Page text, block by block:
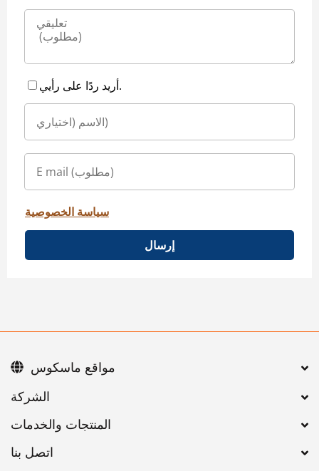
أريد ردًا على رأيي.
سياسة الخصوصية
إرسال
اتصل بنا
مواقع ماسكوس